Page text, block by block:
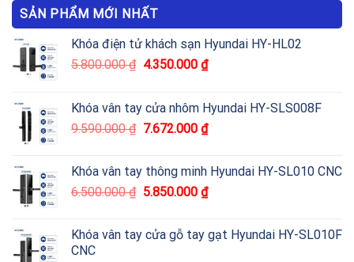
SẢN PHẨM MỚI NHẤT
Khóa điện tử khách sạn Hyundai HY-HL02
5.800.000₫ 4.350.000 ₫
Khóa vân tay cửa nhôm Hyundai HY-SLS008F
9.590.000₫ 7.672.000 ₫
Khóa vân tay thông minh Hyundai HY-SL010 CNC
6.500.000₫ 5.850.000 ₫
Khóa vân tay cửa gỗ tay gạt Hyundai HY-SL010F
CNC